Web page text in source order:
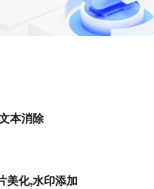
本消除
美化,水印添加